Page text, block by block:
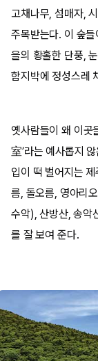
고채나무, 섬매자,
주목받는다. 이 숲
을의 황홀한 단풍,
함지박에 정성스레
옛사람들이 왜 이곳
室’라는 예사롭지
입이 떡 벌어지는
름, 돌오름, 영아리
수악), 산방산, 송악
를 잘 보여 준다.